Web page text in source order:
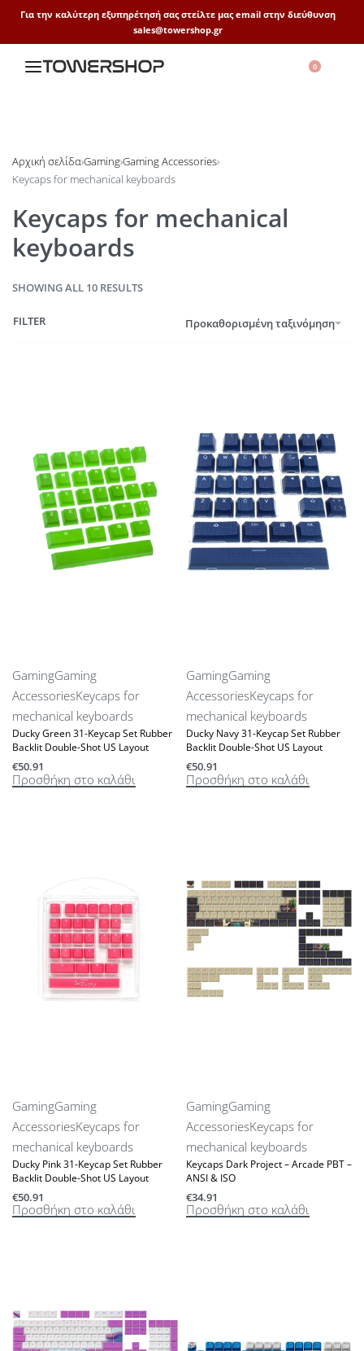
Για την καλύτερη εξυπηρέτησή σας στείλτε μας email στην διεύθυνση
sales@towershop.gr
0
Αρχική σελίδα›Gaming›Gaming Accessories›
Keycaps for mechanical keyboards
Keycaps for mechanical
keyboards
SHOWING ALL 10 RESULTS
Προκαθορισμένη ταξινόμηση
FILTER
GamingGaming
AccessoriesKeycaps for
mechanical keyboards
Ducky Green 31-Keycap Set Rubber
Backlit Double-Shot US Layout
€50.91
Προσθήκη στο καλάθι
GamingGaming
AccessoriesKeycaps for
mechanical keyboards
Ducky Navy 31-Keycap Set Rubber
Backlit Double-Shot US Layout
€50.91
Προσθήκη στο καλάθι
GamingGaming
AccessoriesKeycaps for
mechanical keyboards
Ducky Pink 31-Keycap Set Rubber
Backlit Double-Shot US Layout
€50.91
Προσθήκη στο καλάθι
GamingGaming
AccessoriesKeycaps for
mechanical keyboards
Keycaps Dark Project – Arcade PBT –
ANSI & ISO
€34.91
Προσθήκη στο καλάθι